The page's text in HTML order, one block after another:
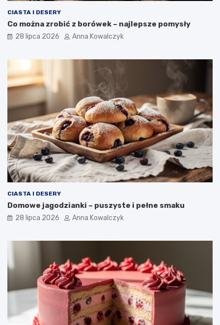
CIASTA I DESERY
Co można zrobić z borówek – najlepsze pomysły
28 lipca 2026 Anna Kowalczyk
CIASTA I DESERY
Domowe jagodzianki – puszyste i pełne smaku
28 lipca 2026 Anna Kowalczyk